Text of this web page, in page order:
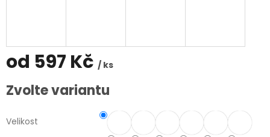
od 597 Kč / ks
Měrná
cena:
Zvolte variantu
Velikost